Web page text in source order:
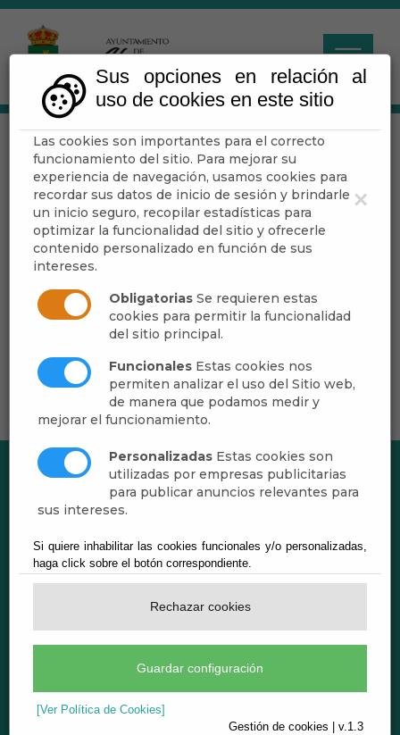
×
Sus opciones en relación al
uso de cookies en este sitio
Las cookies son importantes para el correcto
funcionamiento del sitio. Para mejorar su
experiencia de navegación, usamos cookies para
recordar sus datos de inicio de sesión y brindarle
un inicio seguro, recopilar estadísticas para
optimizar la funcionalidad del sitio y ofrecerle
contenido personalizado en función de sus
intereses.
Obligatorias Se requieren estas
cookies para permitir la funcionalidad
del sitio principal.
Funcionales Estas cookies nos
permiten analizar el uso del Sitio web,
de manera que podamos medir y
mejorar el funcionamiento.
Personalizadas Estas cookies son
utilizadas por empresas publicitarias
para publicar anuncios relevantes para
sus intereses.
Si quiere inhabilitar las cookies funcionales y/o personalizadas,
haga click sobre el botón correspondiente.
Rechazar cookies
Guardar configuración
[Ver Política de Cookies]
Gestión de cookies | v.1.3
Pleno
Escuchar
Extracto de Sesión
Ayuntamiento de Abrucena
CIF: P-0400200-B
Plaza de Andalucía, 1 - 04520 Abrucena